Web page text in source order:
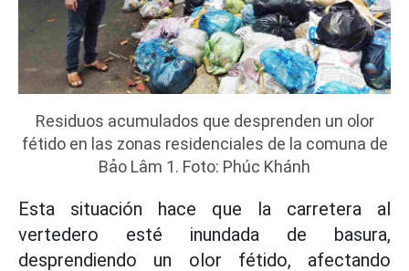
Residuos acumulados que desprenden un olor
fétido en las zonas residenciales de la comuna de
Bảo Lâm 1. Foto: Phúc Khánh
Esta situación hace que la carretera al
vertedero esté inundada de basura,
desprendiendo un olor fétido, afectando